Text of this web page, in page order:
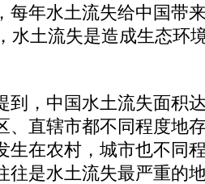
每年水土流失给中国带
水土流失是造成生态环
，中国水土流失面积
、直辖市都不同程度地
生在农村，城市也不同
往是水土流失最严重的